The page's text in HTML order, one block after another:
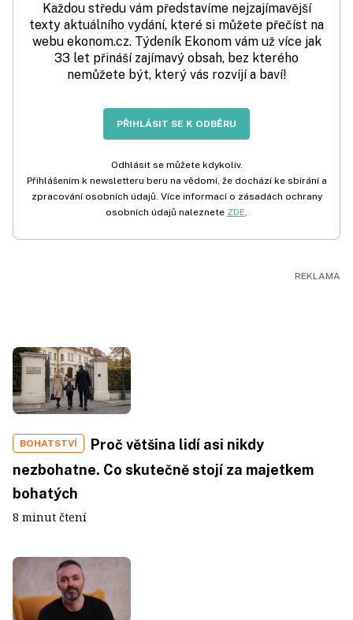
Každou středu vám představíme nejzajímavější
texty aktuálního vydání, které si můžete přečíst na
webu ekonom.cz. Týdeník Ekonom vám už více jak
33 let přináší zajímavý obsah, bez kterého
nemůžete být, který vás rozvíjí a baví!
PŘIHLÁSIT SE K ODBĚRU
Odhlásit se můžete kdykoliv.
Přihlášením k newsletteru beru na vědomí, že dochází ke sbírání a
zpracování osobních údajů. Více informací o zásadách ochrany
osobních údajů naleznete ZDE.
BOHATSTVÍ
Proč většina lidí asi nikdy
nezbohatne. Co skutečně stojí za majetkem
bohatých
8 minut čtení